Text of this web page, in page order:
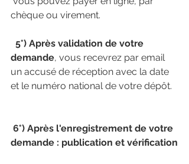
chèque ou virement.
demande, vous recevrez par email
un accusé de réception avec la date
et le numéro national de votre dépôt.
6°) Après l'enregistrement de votre
demande : publication et vérification